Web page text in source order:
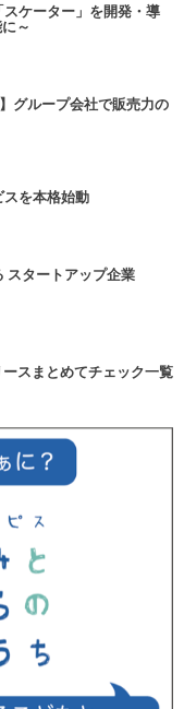
ケーター」を開発・導
～
グループ会社で販売力の
を本格始動
スタートアップ企業
スまとめてチェック一覧